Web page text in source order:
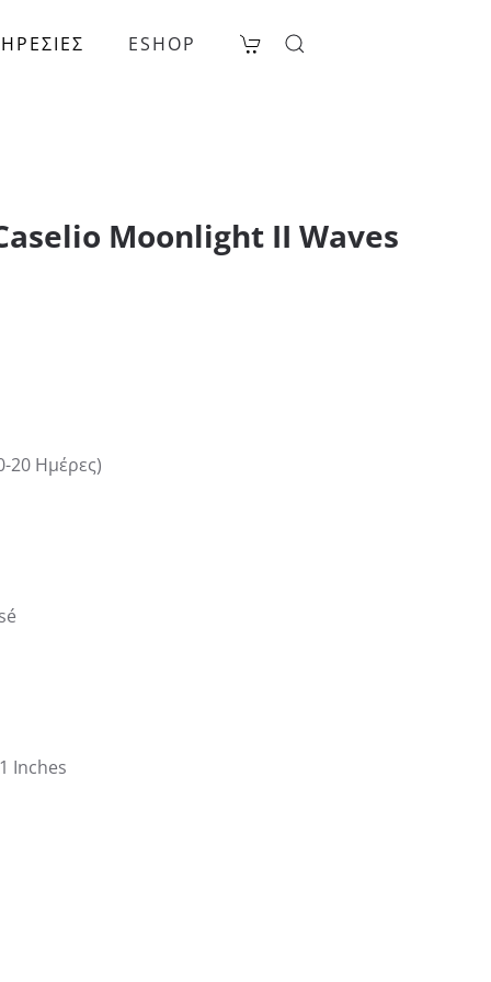
ESHOP
Moonlight II Waves
20 Ημέρες)
Inches